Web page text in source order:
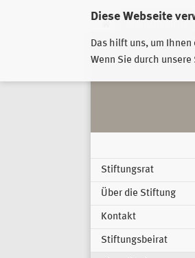
Diese Webseite
Das hilft uns, um
Wenn Sie durch
Stiftungsrat
Über die Stiftung
Kontakt
Stiftungsbeirat